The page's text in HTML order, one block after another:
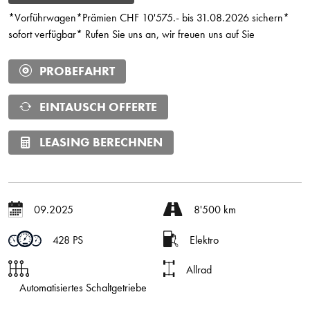
*Vorführwagen*Prämien CHF 10'575.- bis 31.08.2026 sichern*
sofort verfügbar* Rufen Sie uns an, wir freuen uns auf Sie
PROBEFAHRT
EINTAUSCH OFFERTE
LEASING BERECHNEN
09.2025 8'500 km
428 PS Elektro
Automatisiertes Schaltgetriebe
Allrad